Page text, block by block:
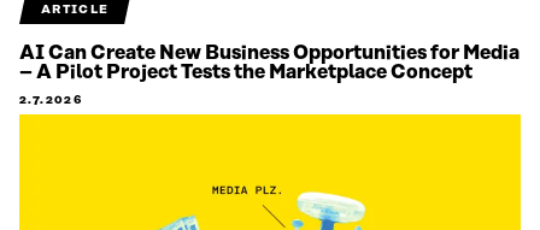
ARTICLE
AI Can Create New Business Opportunities for Media
– A Pilot Project Tests the Marketplace Concept
2.7.2026